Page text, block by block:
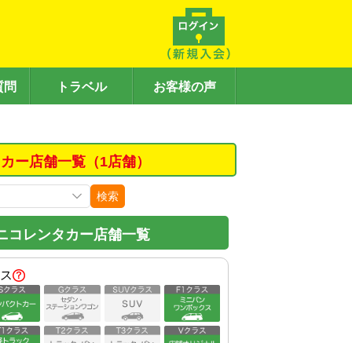
問 トラベル お客様の声
ー店舗一覧（1店舗）
検索
コレンタカー店舗一覧